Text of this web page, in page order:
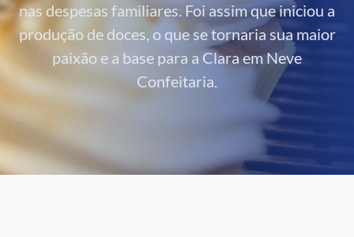
nas despesas familiares. Foi assim que iniciou a
produção de doces, o que se tornaria sua maior
paixão e a base para a Clara em Neve
Confeitaria.